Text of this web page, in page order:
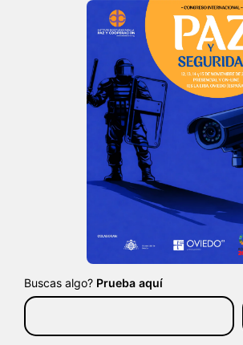
Buscas algo? Prueba aquí